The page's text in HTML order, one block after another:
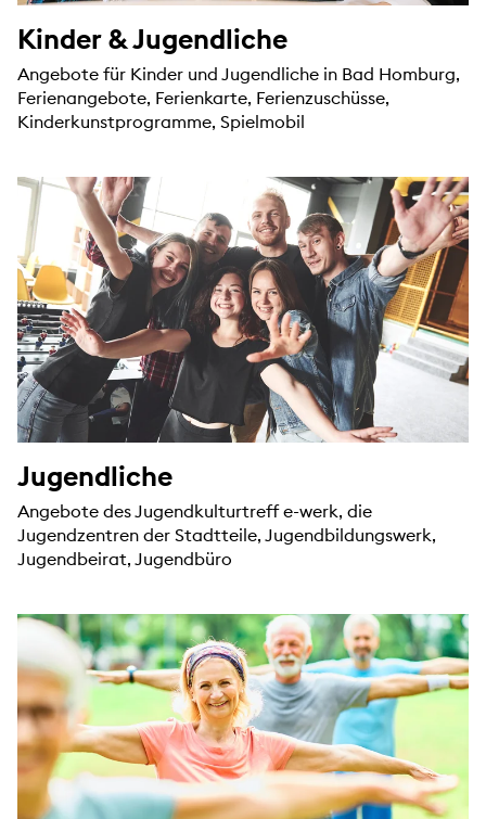
Kinder & Jugendliche
Angebote für Kinder und Jugendliche in Bad Homburg,
Ferienangebote, Ferienkarte, Ferienzuschüsse,
Kinderkunstprogramme, Spielmobil
Jugendliche
Angebote des Jugendkulturtreff e-werk, die
Jugendzentren der Stadtteile, Jugendbildungswerk,
Jugendbeirat, Jugendbüro